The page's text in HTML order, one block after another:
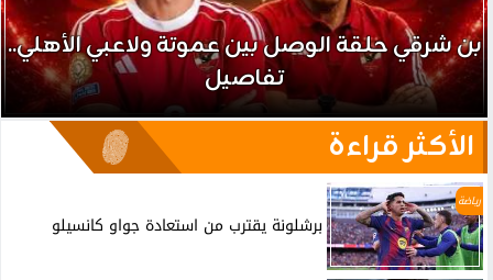
بن شرقي حلقة الوصل بين عموتة ولاعبي الأهلي..
تفاصيل
الأكثر قراءة
رياضة
برشلونة يقترب من استعادة جواو كانسيلو